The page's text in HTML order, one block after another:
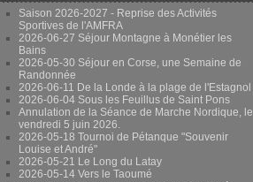
Saison 2026-2027 - Reprise des Activités
Sportives de l'AMFRA
2026-06-27 Séjour Montagne à Monétier les
Bains
2026-05-30 Séjour en Corse, une Semaine de
Randonnée
2026-06-11 De la Londe à la plage de l'Estagnol
2026-06-04 Sous les Feuillus de Saint Pons
Annulation de la Séance de Marche Nordique, le
vendredi 5 juin 2026.
2026-05-18 Tournoi de Pétanque "Souvenir
Louise et André"
2026-05-21 Le Long du Latay
2026-05-14 Vers le Taoumé